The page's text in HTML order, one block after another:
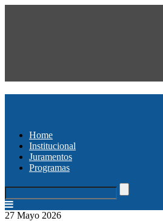
Home
Institucional
Juramentos
Programas
27 Mayo 2026